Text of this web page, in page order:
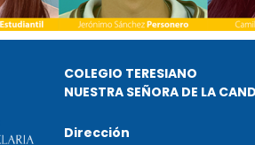
COLEGIO TERESIANO
NUESTRA SEÑORA DE LA
Dirección